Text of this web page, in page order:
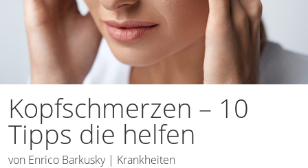
Kopfschmerzen – 10
Tipps die helfen
von Enrico Barkusky| Krankheiten